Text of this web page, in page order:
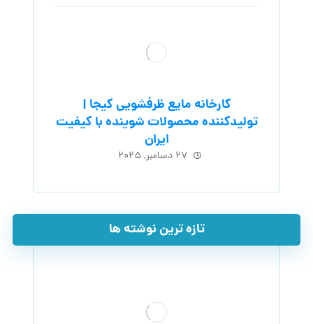
کارخانه مایع ظرفشویی کیجا |
تولیدکننده محصولات شوینده با کیفیت
ایران
۲۷ دسامبر, ۲۰۲۵
تازه ترین نوشته ها